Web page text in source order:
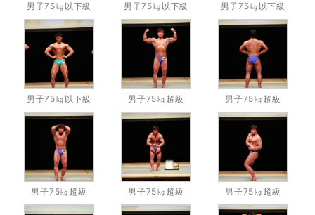
男子75㎏以下級 男子75㎏以下級 男子75㎏以下級
男子75㎏以下級 男子75㎏超級 男子75㎏超級
男子75㎏超級 男子75㎏超級 男子75㎏超級